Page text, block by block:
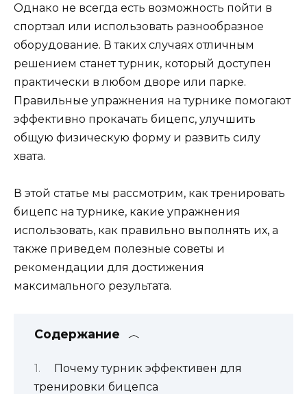
Однако не всегда есть возможность пойти в
спортзал или использовать разнообразное
оборудование. В таких случаях отличным
решением станет турник, который доступен
практически в любом дворе или парке.
Правильные упражнения на турнике помогают
эффективно прокачать бицепс, улучшить
общую физическую форму и развить силу
хвата.
В этой статье мы рассмотрим, как тренировать
бицепс на турнике, какие упражнения
использовать, как правильно выполнять их, а
также приведем полезные советы и
рекомендации для достижения
максимального результата.
Содержание
Почему турник эффективен для
тренировки бицепса